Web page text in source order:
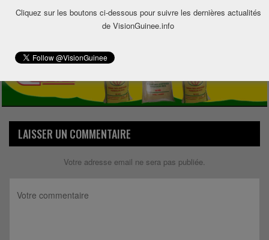
Share
LAISSER UN COMMENTAIRE
Votre adresse email ne sera pas publiée.
Cliquez sur les boutons ci-dessous pour suivre les dernières actualités
de VisionGuinee.info